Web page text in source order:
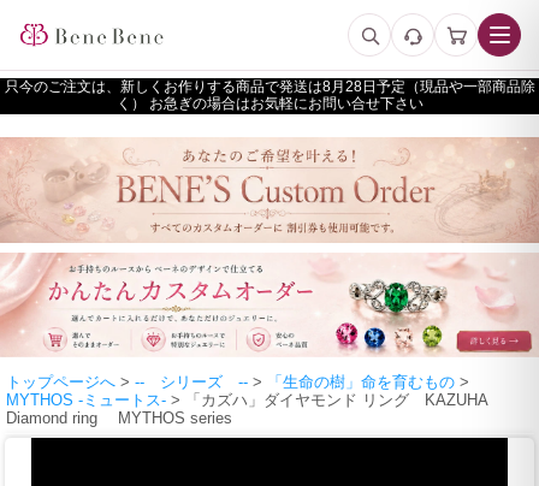
只今のご注文は、新しくお作りする商品で発送は
予定（現品や一部商品除
く） お急ぎの場合はお気軽にお問い合せ下さい
トップページへ > -- シリーズ -- > 「生命の樹」命を育むもの >
MYTHOS -ミュートス- > 「カズハ」ダイヤモンド リング KAZUHA
Diamond ring MYTHOS series